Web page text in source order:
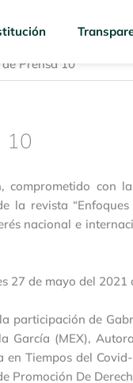
Prensa 10
10
comprometido
la revista
nacional e
27 de mayo del
participación de
García (MEX),
en Tiempos del
Promoción De